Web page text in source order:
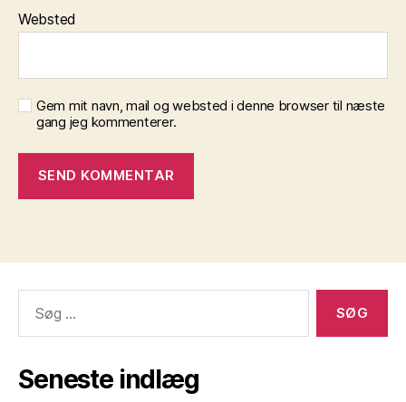
Websted
Gem mit navn, mail og websted i denne browser til næste
gang jeg kommenterer.
efter:
Seneste indlæg